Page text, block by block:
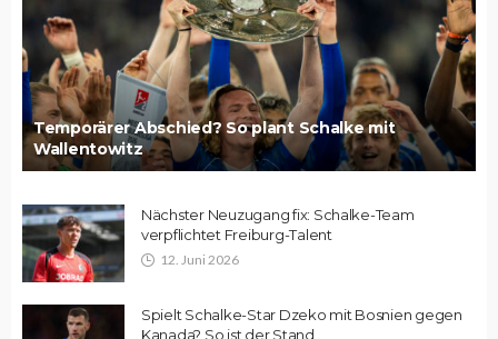
Temporärer Abschied? So plant Schalke mit
Wallentowitz
Nächster Neuzugang fix: Schalke-Team
verpflichtet Freiburg-Talent
12. Juni 2026
Spielt Schalke-Star Dzeko mit Bosnien gegen
Kanada? So ist der Stand